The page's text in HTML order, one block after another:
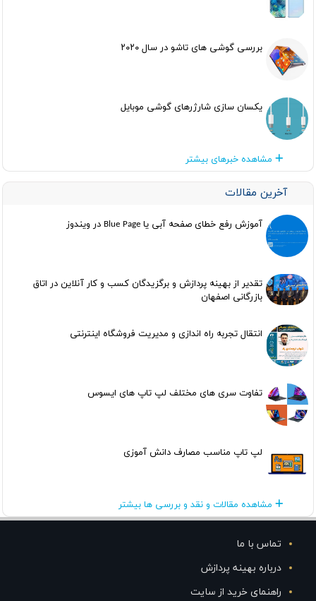
بررسی گوشی های تاشو در سال ۲۰۲۰
یکسان سازی شارژرهای گوشی موبایل
مشاهده خبرهای بیشتر
آخرین مقالات
آموزش رفع خطای صفحه آبی یا Blue Page در ویندوز
تقدیر از بهینه پردازش و برگزیدگان کسب و کار آنلاین در اتاق
بازرگانی اصفهان
انتقال تجربه راه اندازی و مدیریت فروشگاه اینترنتی
تفاوت سری های مختلف لپ تاپ های ایسوس
لپ تاپ مناسب مصارف دانش آموزی
مشاهده مقالات و نقد و بررسی ها بیشتر
تماس با ما
درباره بهینه پردازش
راهنمای خرید از سایت